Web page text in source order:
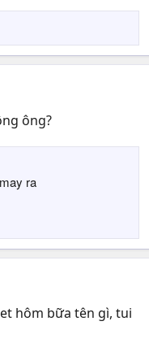
ông?
ra
hôm bữa tên gì, tui